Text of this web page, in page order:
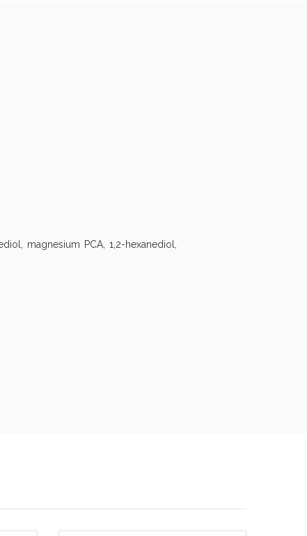
magnesium PCA, 1,2-hexanediol,